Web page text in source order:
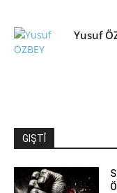
Yusuf
GIŞTÎ